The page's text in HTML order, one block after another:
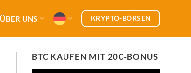
ÜBER UNS KRYPTO-BÖRSEN
BTC KAUFEN MIT 20€-BONUS